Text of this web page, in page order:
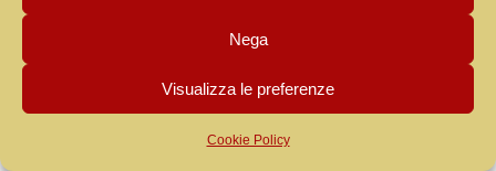
Nega
Visualizza le preferenze
Cookie Policy
«Passando lungo il mare della Galilea